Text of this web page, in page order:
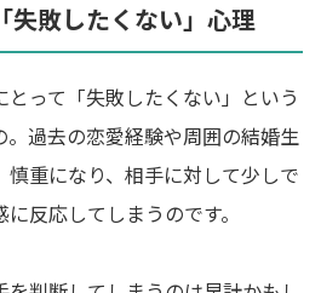
失敗したくない」心理
って「失敗したくない」という
過去の恋愛経験や周囲の結婚生
重になり、相手に対して少しで
反応してしまうのです。